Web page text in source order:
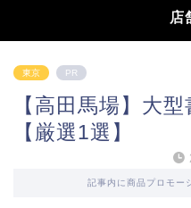
店
東京 PR
【高田馬場】大
【厳選1選】
記事内に商品プロモー